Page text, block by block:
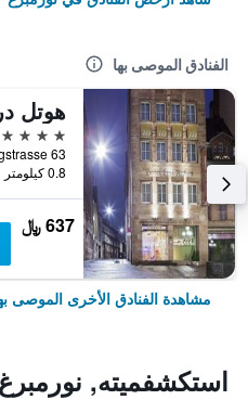
الفنادق الموصى بها
4 نجوم
0.8 كيلومتر عن وسط المدينة
637 ﷼
مشاهدة الفنادق الأخرى الموصى
استكشفميته, نورمبرغ